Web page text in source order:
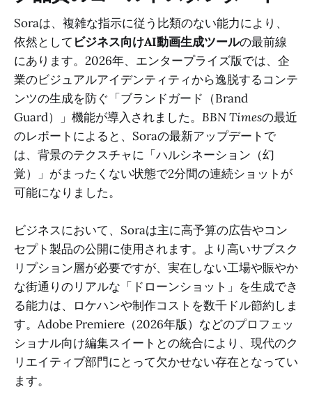
Soraは、複雑な指示に従う比類のない能力により、
依然として ビジネス向けAI動画生成ツールの最前線
にあります。2026年、エンタープライズ版では、企
業のビジュアルアイデンティティから逸脱するコンテ
ンツの生成を防ぐ「ブランドガード（Brand
Guard）」機能が導入されました。 BBN Timesの最近
のレポートによると、Soraの最新アップデートで
は、背景のテクスチャに「ハルシネーション（幻
覚）」がまったくない状態で2分間の連続ショットが
可能になりました。
ビジネスにおいて、Soraは主に高予算の広告やコン
セプト製品の公開に使用されます。より高いサブスク
リプション層が必要ですが、実在しない工場や賑やか
な街通りのリアルな「ドローンショット」を生成でき
る能力は、ロケハンや制作コストを数千ドル節約しま
す。Adobe Premiere（2026年版）などのプロフェッ
ショナル向け編集スイートとの統合により、現代のク
リエイティブ部門にとって欠かせない存在となってい
ます。